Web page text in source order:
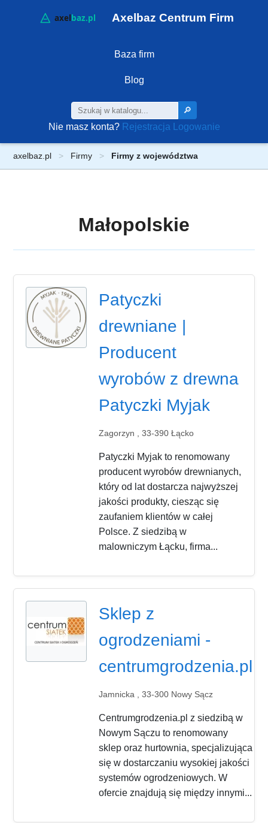
Axelbaz Centrum Firm
Baza firm
Blog
🔎
Nie masz konta? Rejestracja Logowanie
axelbaz.pl Firmy Firmy z województwa
Małopolskie
Patyczki
drewniane |
Producent
wyrobów z drewna
Patyczki Myjak
Zagorzyn , 33-390 Łącko
Patyczki Myjak to renomowany
producent wyrobów drewnianych,
który od lat dostarcza najwyższej
jakości produkty, ciesząc się
zaufaniem klientów w całej
Polsce. Z siedzibą w
malowniczym Łącku, firma...
Sklep z
ogrodzeniami -
centrumgrodzenia.pl
Jamnicka , 33-300 Nowy Sącz
Centrumgrodzenia.pl z siedzibą w
Nowym Sączu to renomowany
sklep oraz hurtownia, specjalizująca
się w dostarczaniu wysokiej jakości
systemów ogrodzeniowych. W
ofercie znajdują się między innymi...